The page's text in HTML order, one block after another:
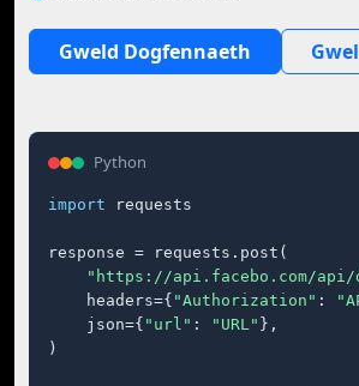
Gweld Dogfennaeth
Python
import requests
response = requests.post(
"https://api.facebo.com/api/
    headers={
"Authorization" :
    json={
"url" : "URL" },
)